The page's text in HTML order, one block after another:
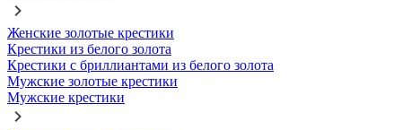
Женские золотые крестики
Крестики из белого золота
Крестики с бриллиантами из белого золота
Мужские золотые крестики
Мужские крестики